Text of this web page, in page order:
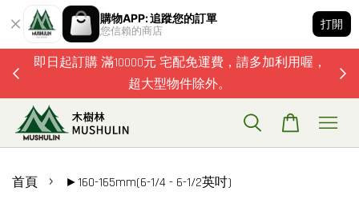
購物APP: 追蹤您的訂單
您信賴的商店
打開
即日起訂購 滿10000元 宅配免運費，請多加利用喔，
超大型物件除外。
首頁 › ►160-165mm(6-1/4 - 6-1/2英吋)